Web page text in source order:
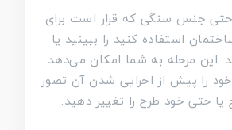
حتی جنس سنگی که قرار است برای
استفاده کنید را ببینید یا
این مرحله به شما امکان می‌دهد
را پیش از اجرایی شدن آن تصور
یا حتی خود طرح را تغییر دهید.